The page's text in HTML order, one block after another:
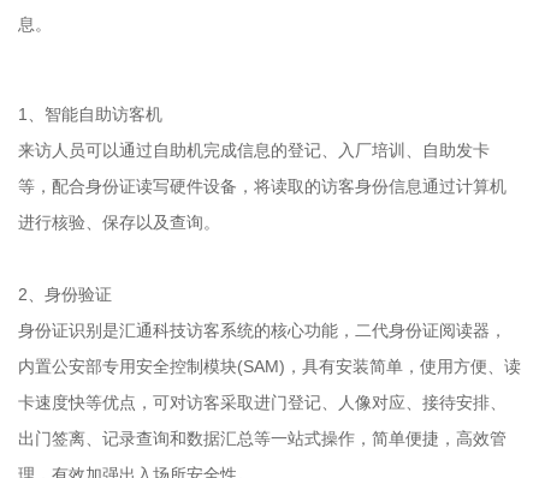
息。
1、智能自助访客机
来访人员可以通过自助机完成信息的登记、入厂培训、自助发卡
等，配合身份证读写硬件设备，将读取的访客身份信息通过计算机
进行核验、保存以及查询。
2、身份验证
身份证识别是汇通科技访客系统的核心功能，二代身份证阅读器，
内置公安部专用安全控制模块(SAM)，具有安装简单，使用方便、读
卡速度快等优点，可对访客采取进门登记、人像对应、接待安排、
出门签离、记录查询和数据汇总等一站式操作，简单便捷，高效管
理，有效加强出入场所安全性。